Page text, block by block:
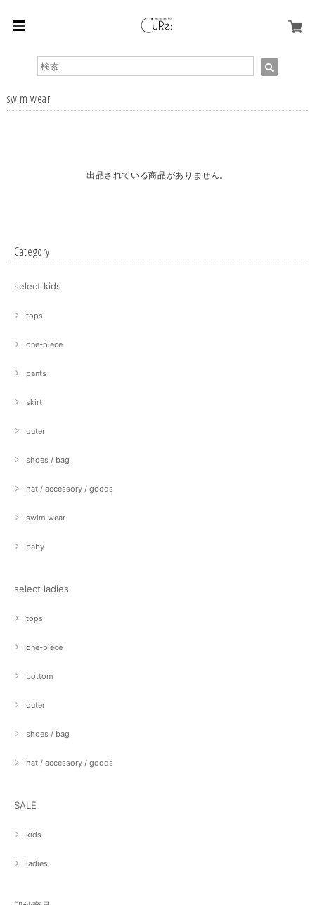
swim wear
出品されている商品がありません。
Category
select kids
tops
one-piece
pants
skirt
outer
shoes / bag
hat / accessory / goods
swim wear
baby
select ladies
tops
one-piece
bottom
outer
shoes / bag
hat / accessory / goods
SALE
kids
ladies